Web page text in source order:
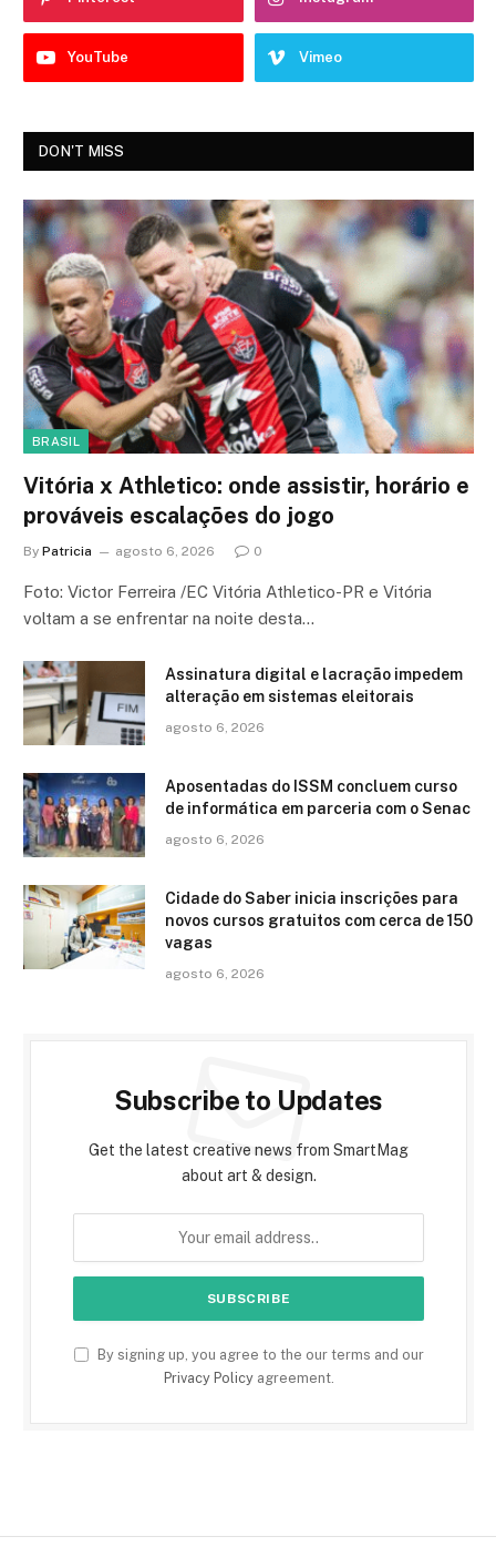
YouTube Vimeo
DON'T MISS
BRASIL
Vitória x Athletico: onde assistir, horário e
prováveis escalações do jogo
By Patricia agosto 6, 2026 0
Foto: Victor Ferreira /EC Vitória Athletico-PR e Vitória
voltam a se enfrentar na noite desta…
Assinatura digital e lacração impedem
alteração em sistemas eleitorais
agosto 6, 2026
Aposentadas do ISSM concluem curso
de informática em parceria com o Senac
agosto 6, 2026
Cidade do Saber inicia inscrições para
novos cursos gratuitos com cerca de 150
vagas
agosto 6, 2026
Subscribe to Updates
Get the latest creative news from SmartMag
about art & design.
By signing up, you agree to the our terms and our
Privacy Policyagreement.